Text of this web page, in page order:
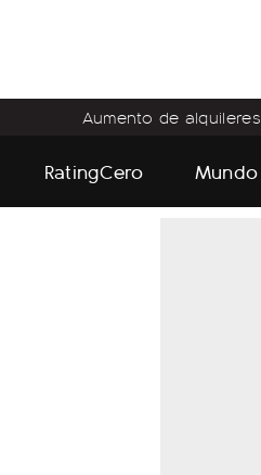
Aumento de alquileres
RatingCero Mundo